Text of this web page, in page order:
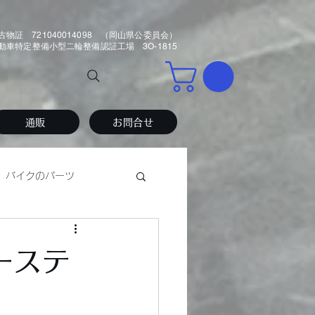
物証 721040014098 （岡山県公委員会）
車特定整備小型二輪整備認証工場 3O-1815
通販 お問合せ
バイクのパーツ
ステ